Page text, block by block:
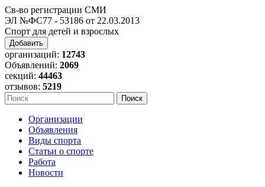
Св-во регистрации СМИ
ЭЛ №ФС77 - 53186 от 22.03.2013
Спорт для детей и взрослых
Добавить
организаций: 12743
Объявлений: 2069
секций: 44463
отзывов: 5219
Организации
Объявления
Виды спорта
Статьи о спорте
Работа
Новости